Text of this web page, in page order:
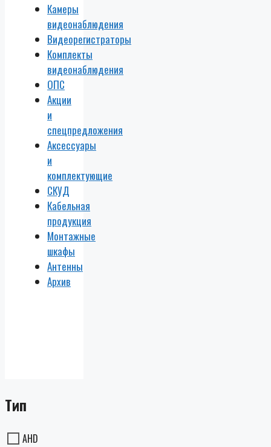
Камеры
видеонаблюдения
Видеорегистраторы
Комплекты
видеонаблюдения
ОПС
Акции
и
спецпредложения
Аксессуары
и
комплектующие
СКУД
Кабельная
продукция
Монтажные
шкафы
Антенны
Архив
Тип
AHD